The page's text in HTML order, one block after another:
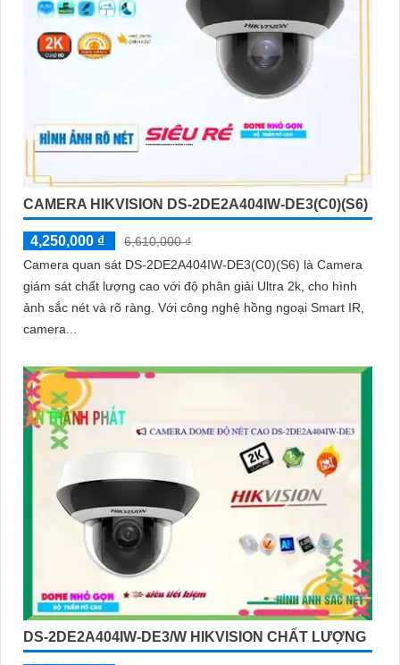
CAMERA HIKVISION DS-2DE2A404IW-DE3(C0)(S6)
4,250,000 ₫
6,610,000 ₫
Camera quan sát DS-2DE2A404IW-DE3(C0)(S6) là Camera
giám sát chất lượng cao với độ phân giải Ultra 2k, cho hình
ảnh sắc nét và rõ ràng. Với công nghệ hồng ngoại Smart IR,
camera...
DS-2DE2A404IW-DE3/W HIKVISION CHẤT LƯỢNG